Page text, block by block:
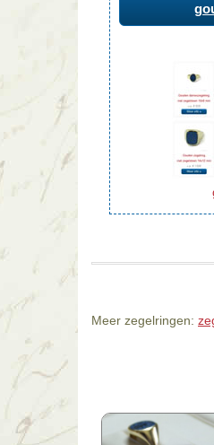
Meer zegelringen: